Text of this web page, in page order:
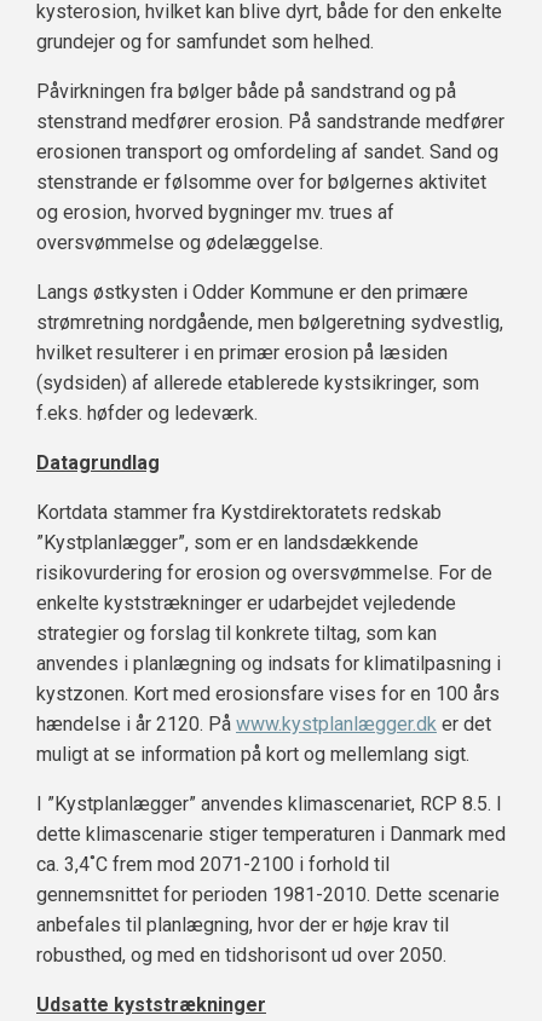
kysterosion, hvilket kan blive dyrt, både for den enkelte
grundejer og for samfundet som helhed.
Påvirkningen fra bølger både på sandstrand og på
stenstrand medfører erosion. På sandstrande medfører
erosionen transport og omfordeling af sandet. Sand og
stenstrande er følsomme over for bølgernes aktivitet
og erosion, hvorved bygninger mv. trues af
oversvømmelse og ødelæggelse.
Langs østkysten i Odder Kommune er den primære
strømretning nordgående, men bølgeretning sydvestlig,
hvilket resulterer i en primær erosion på læsiden
(sydsiden) af allerede etablerede kystsikringer, som
f.eks. høfder og ledeværk.
Datagrundlag
Kortdata stammer fra Kystdirektoratets redskab
”Kystplanlægger”, som er en landsdækkende
risikovurdering for erosion og oversvømmelse. For de
enkelte kyststrækninger er udarbejdet vejledende
strategier og forslag til konkrete tiltag, som kan
anvendes i planlægning og indsats for klimatilpasning i
kystzonen. Kort med erosionsfare vises for en 100 års
hændelse i år 2120. På www.kystplanlægger.dk er det
muligt at se information på kort og mellemlang sigt.
I ”Kystplanlægger” anvendes klimascenariet, RCP 8.5. I
dette klimascenarie stiger temperaturen i Danmark med
ca. 3,4˚C frem mod 2071-2100 i forhold til
gennemsnittet for perioden 1981-2010. Dette scenarie
anbefales til planlægning, hvor der er høje krav til
robusthed, og med en tidshorisont ud over 2050.
Udsatte kyststrækninger